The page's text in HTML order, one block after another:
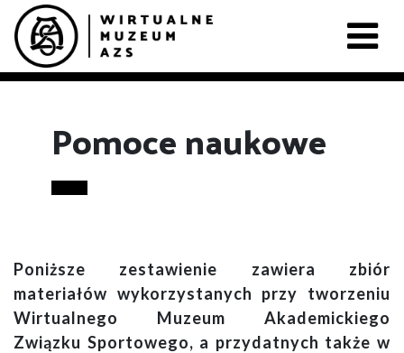
Pomoce naukowe
Poniższe zestawienie zawiera zbiór
materiałów wykorzystanych przy tworzeniu
Wirtualnego Muzeum Akademickiego
Związku Sportowego, a przydatnych także w